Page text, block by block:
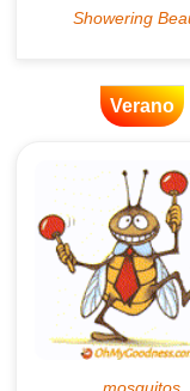
Verano